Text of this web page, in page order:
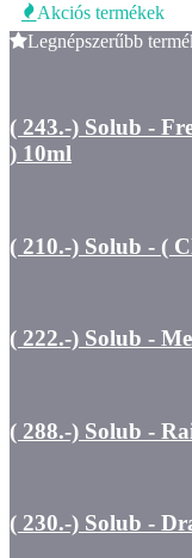
Akciós termékek
Legnépszerűbb
( 243.-) Solub -
) 10ml
( 210.-) Solub - (
( 222.-) Solub -
( 288.-) Solub -
( 230.-) Solub -